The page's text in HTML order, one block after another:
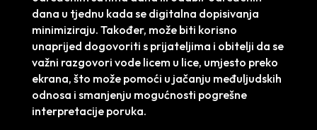
dana u tjednu kada se digitalna dopisivanja
minimiziraju. Također, može biti korisno
unaprijed dogovoriti s prijateljima i obitelji da se
važni razgovori vode licem u lice, umjesto preko
ekrana, što može pomoći u jačanju međuljudskih
odnosa i smanjenju mogućnosti pogrešne
interpretacije poruka.